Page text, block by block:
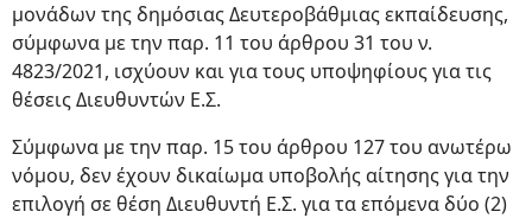
μονάδων της δημόσιας Δευτεροβάθμιας εκπαίδευσης,
σύμφωνα με την παρ. 11 του άρθρου 31 του ν.
4823/2021, ισχύουν και για τους υποψηφίους για τις
θέσεις Διευθυντών Ε.Σ.
Σύμφωνα με την παρ. 15 του άρθρου 127 του ανωτέρω
νόμου, δεν έχουν δικαίωμα υποβολής αίτησης για την
επιλογή σε θέση Διευθυντή Ε.Σ. για τα επόμενα δύο (2)